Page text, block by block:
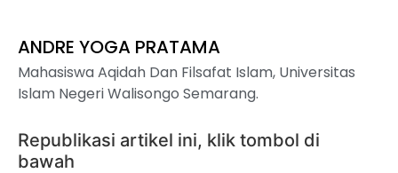
ANDRE YOGA PRATAMA
Mahasiswa Aqidah Dan Filsafat Islam, Universitas
Islam Negeri Walisongo Semarang.
Republikasi artikel ini, klik tombol di
bawah